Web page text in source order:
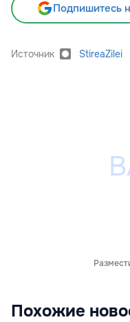
Подпишитесь
Источник StireaZilei
Похожие